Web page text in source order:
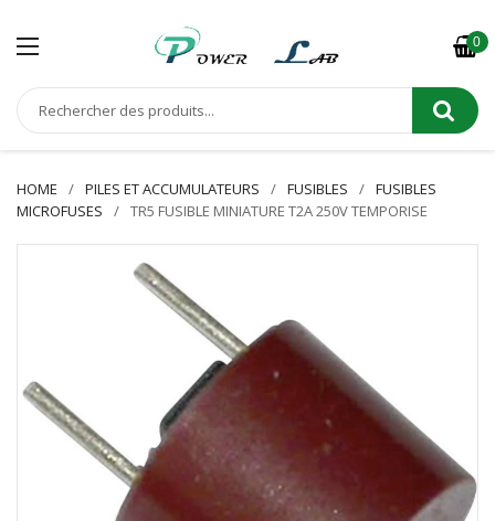
0
HOME PILES ET ACCUMULATEURS FUSIBLES
FUSIBLES
MICROFUSES
TR5 FUSIBLE MINIATURE T2A 250V TEMPORISE